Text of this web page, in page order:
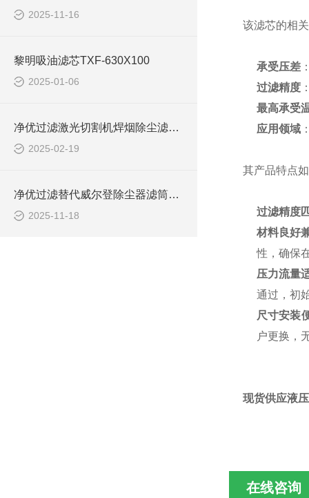
2025-11-16
黎明吸油滤芯TXF-630X100
2025-01-06
净优过滤激光切割机焊烟除尘滤筒P190818简介
2025-02-19
净优过滤替代威尔登除尘器滤筒优势
2025-11-18
该滤芯的相
承受压差
过滤精度
最高承受
应用领域
其产品特点
过滤精度
材料良好
性，确保
压力流量
通过，初
尺寸安装
户更换，
现货供应液
在线咨询